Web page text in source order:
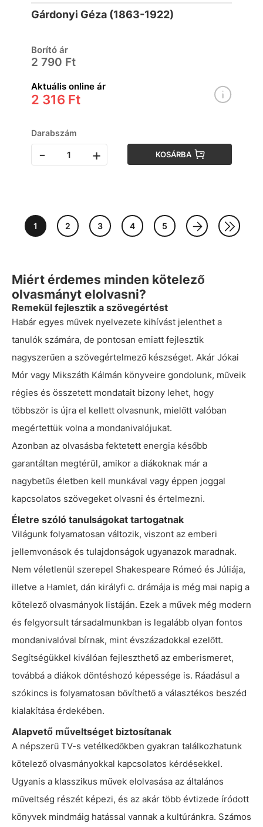
Gárdonyi Géza (1863-1922)
Borító ár
2 790 Ft
Aktuális online ár
2 316 Ft
Darabszám
- + KOSÁRBA
1 2 3 4 5
Miért érdemes minden kötelező
olvasmányt elolvasni?
Remekül fejlesztik a szövegértést
Habár egyes művek nyelvezete kihívást jelenthet a
tanulók számára, de pontosan emiatt fejlesztik
nagyszerűen a szövegértelmező készséget. Akár Jókai
Mór vagy Mikszáth Kálmán könyveire gondolunk, műveik
régies és összetett mondatait bizony lehet, hogy
többször is újra el kellett olvasnunk, mielőtt valóban
megértettük volna a mondanivalójukat.
Azonban az olvasásba fektetett energia később
garantáltan megtérül, amikor a diákoknak már a
nagybetűs életben kell munkával vagy éppen joggal
kapcsolatos szövegeket olvasni és értelmezni.
Életre szóló tanulságokat tartogatnak
Világunk folyamatosan változik, viszont az emberi
jellemvonások és tulajdonságok ugyanazok maradnak.
Nem véletlenül szerepel Shakespeare Rómeó és Júliája,
illetve a Hamlet, dán királyfi c. drámája is még mai napig a
kötelező olvasmányok listáján. Ezek a művek még modern
és felgyorsult társadalmunkban is legalább olyan fontos
mondanivalóval bírnak, mint évszázadokkal ezelőtt.
Segítségükkel kiválóan fejleszthető az emberismeret,
továbbá a diákok döntéshozó képessége is. Ráadásul a
szókincs is folyamatosan bővíthető a választékos beszéd
kialakítása érdekében.
Alapvető műveltséget biztosítanak
A népszerű TV-s vetélkedőkben gyakran találkozhatunk
kötelező olvasmányokkal kapcsolatos kérdésekkel.
Ugyanis a klasszikus művek elolvasása az általános
műveltség részét képezi, és az akár több évtizede íródott
könyvek mindmáig hatással vannak a kultúránkra. Számos